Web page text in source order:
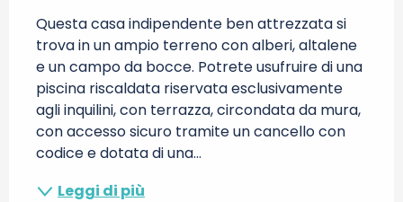
Questa casa indipendente ben attrezzata si
trova in un ampio terreno con alberi, altalene
e un campo da bocce. Potrete usufruire di una
piscina riscaldata riservata esclusivamente
agli inquilini, con terrazza, circondata da mura,
con accesso sicuro tramite un cancello con
codice e dotata di una...
Leggi di più